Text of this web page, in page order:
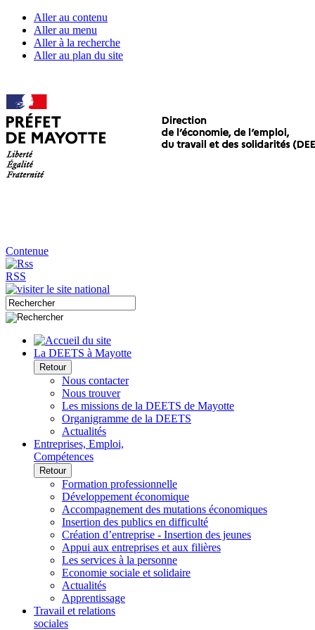
Aller au contenu
Aller au menu
Aller à la recherche
Aller au plan du site
Contenue
RSS
La DEETS à Mayotte
Retour
Nous contacter
Nous trouver
Les missions de la DEETS de Mayotte
Organigramme de la DEETS
Actualités
Entreprises, Emploi,
Compétences
Retour
Formation professionnelle
Développement économique
Accompagnement des mutations économiques
Insertion des publics en difficulté
Création d’entreprise - Insertion des jeunes
Appui aux entreprises et aux filières
Les services à la personne
Economie sociale et solidaire
Actualités
Apprentissage
Travail et relations
sociales